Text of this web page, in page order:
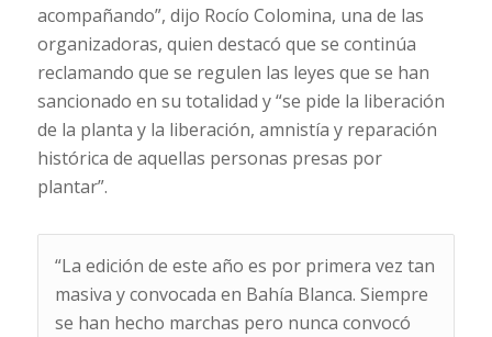
acompañando”, dijo Rocío Colomina, una de las
organizadoras, quien destacó que se continúa
reclamando que se regulen las leyes que se han
sancionado en su totalidad y “se pide la liberación
de la planta y la liberación, amnistía y reparación
histórica de aquellas personas presas por
plantar”.
“La edición de este año es por primera vez tan
masiva y convocada en Bahía Blanca. Siempre
se han hecho marchas pero nunca convocó